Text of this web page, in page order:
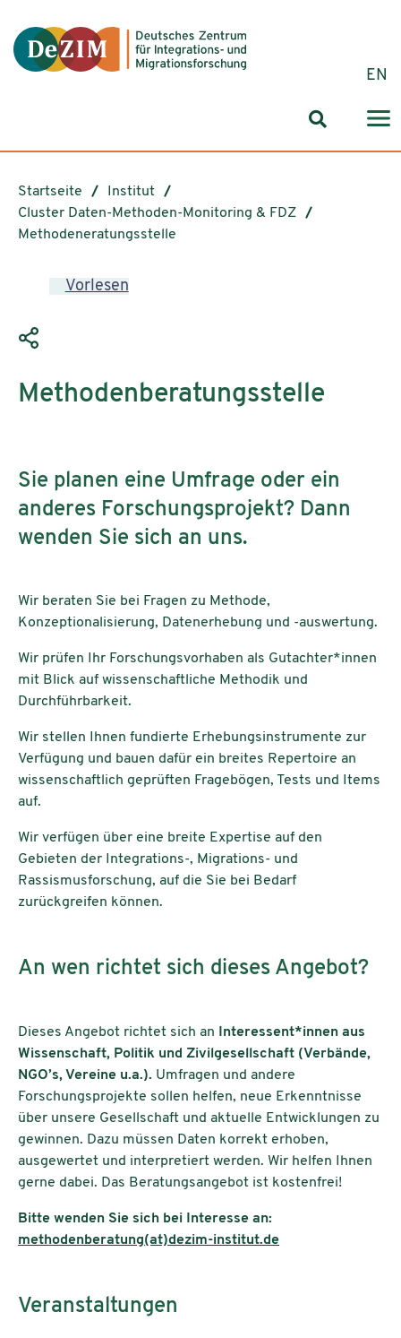
EN
Startseite
Institut
Cluster Daten-Methoden-Monitoring & FDZ
Methodeneratungsstelle
Vorlesen
Methodenberatungsstelle
Sie planen eine Umfrage oder ein
anderes Forschungsprojekt? Dann
wenden Sie sich an uns.
Wir beraten Sie bei Fragen zu Methode,
Konzeptionalisierung, Datenerhebung und -auswertung.
Wir prüfen Ihr Forschungsvorhaben als Gutachter*innen
mit Blick auf wissenschaftliche Methodik und
Durchführbarkeit.
Wir stellen Ihnen fundierte Erhebungsinstrumente zur
Verfügung und bauen dafür ein breites Repertoire an
wissenschaftlich geprüften Fragebögen, Tests und Items
auf.
Wir verfügen über eine breite Expertise auf den
Gebieten der Integrations-, Migrations- und
Rassismusforschung, auf die Sie bei Bedarf
zurückgreifen können.
An wen richtet sich dieses Angebot?
Dieses Angebot richtet sich an
Interessent*innen aus
Wissenschaft, Politik und Zivilgesellschaft (Verbände,
NGO’s, Vereine u.a.). Umfragen und andere
Forschungsprojekte sollen helfen, neue Erkenntnisse
über unsere Gesellschaft und aktuelle Entwicklungen zu
gewinnen. Dazu müssen Daten korrekt erhoben,
ausgewertet und interpretiert werden. Wir helfen Ihnen
gerne dabei. Das Beratungsangebot ist kostenfrei!
Bitte wenden Sie sich bei Interesse an:
methodenberatung(at)dezim-institut.de
Veranstaltungen